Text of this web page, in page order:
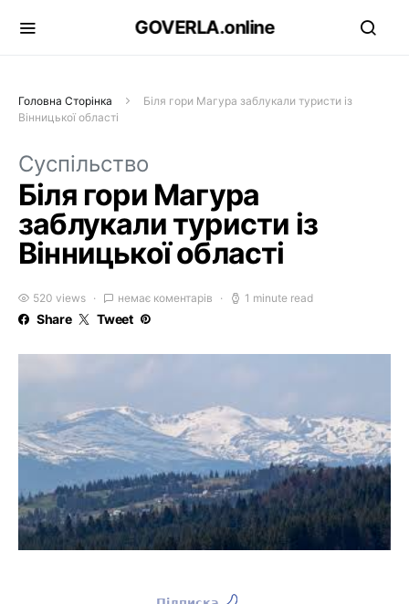
GOVERLA.online
Головна Сторінка
Біля гори Магура заблукали туристи із
Вінницької області
Суспільство
Біля гори Магура
заблукали туристи із
Вінницької області
520 views немає коментарів 1 minute read
Share Tweet